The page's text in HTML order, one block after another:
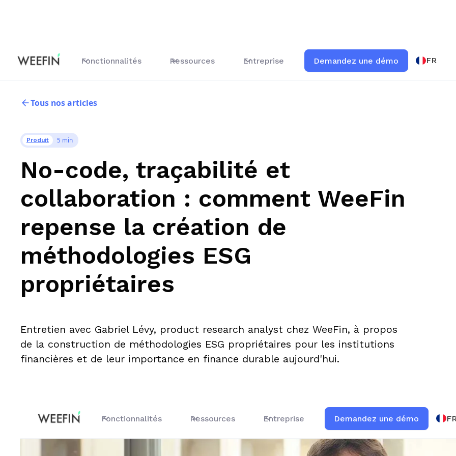
Fonctionnalités Ressources Entreprise Demandez une démo FR
Tous nos articles
Produit 5 min
No-code, traçabilité et
collaboration : comment WeeFin
repense la création de
méthodologies ESG
propriétaires
Entretien avec Gabriel Lévy, product research analyst chez WeeFin, à propos
de la construction de méthodologies ESG propriétaires pour les institutions
financières et de leur importance en finance durable aujourd'hui.
Fonctionnalités Ressources Entreprise Demandez une démo